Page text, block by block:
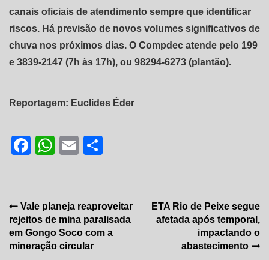
canais oficiais de atendimento sempre que identificar
riscos. Há previsão de novos volumes significativos de
chuva nos próximos dias. O Compdec atende pelo 199
e 3839-2147 (7h às 17h), ou 98294-6273 (plantão).
Reportagem: Euclides Éder
Facebook
WhatsApp
Email
Navegação
de
Post
Vale planeja reaproveitar
rejeitos de mina paralisada
em Gongo Soco com a
mineração circular
ETA Rio de Peixe segue
afetada após temporal,
impactando o
abastecimento